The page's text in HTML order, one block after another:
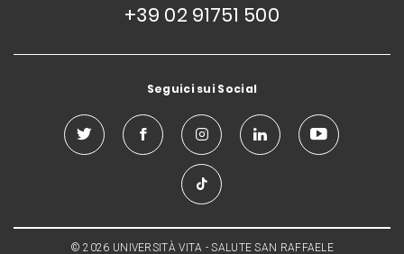
+39 02 91751 500
Seguici sui Social
© 2026 UNIVERSITÀ VITA - SALUTE SAN RAFFAELE